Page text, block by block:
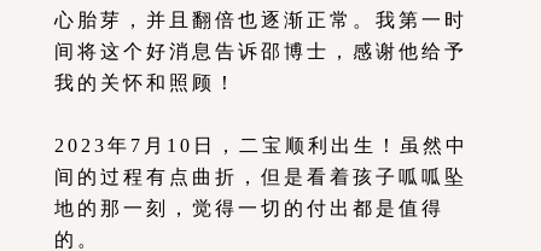
心胎芽，并且翻倍也逐渐正常。我第一时
间将这个好消息告诉邵博士，感谢他给予
我的关怀和照顾！
2023年7月10日，二宝顺利出生！虽然中
间的过程有点曲折，但是看着孩子呱呱坠
地的那一刻，觉得一切的付出都是值得
的。